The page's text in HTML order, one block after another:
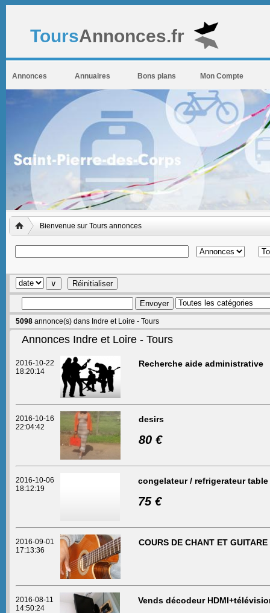
ToursAnnonces.fr
Annonces Annuaires Bons plans Mon Compte
Bienvenue sur Tours annonces
5098 annonce(s) dans Indre et Loire - Tours
Annonces Indre et Loire - Tours
2016-10-22
18:20:14
Recherche aide administrative
2016-10-16
22:04:42
desirs
80 €
2016-10-06
18:12:19
congelateur / refrigerateur table
75 €
2016-09-01
17:13:36
COURS DE CHANT ET GUITARE
2016-08-11
14:50:24
Vends décodeur